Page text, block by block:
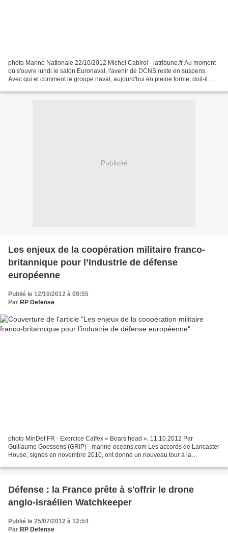
photo Marine Nationale 22/10/2012 Michel Cabirol - latribune.fr Au moment
où s'ouvre lundi le salon Euronaval, l'avenir de DCNS reste en suspens.
Avec qui et comment le groupe naval, aujourd'hui en pleine forme, doit-il
Publicité
Les enjeux de la coopération militaire franco-
britannique pour l’industrie de défense
européenne
Publié le 12/10/2012 à 09:55
Par RP Defense
photo MinDef FR - Exercice Calfex « Boars head ». 11.10.2012 Par
Guillaume Goessens (GRIP) - marine-oceans.com Les accords de Lancaster
House, signés en novembre 2010, ont donné un nouveau tour à la
Défense : la France prête à s'offrir le drone
anglo-israélien Watchkeeper
Publié le 25/07/2012 à 12:54
Par RP Defense